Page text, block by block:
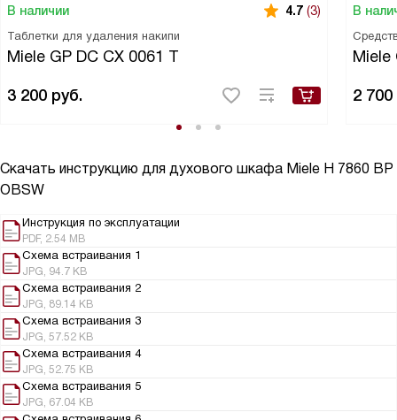
В наличии 4.7 (3)
Таблетки для удаления накипи
Miele GP DC CX 0061 T
3 200 руб.
В
Miele
2 700
Скачать инструкцию для духового шкафа Miele H 7860 BP
OBSW
Инструкция по эксплуатации
PDF, 2.54 MB
Схема встраивания 1
JPG, 94.7 KB
Схема встраивания 2
JPG, 89.14 KB
Схема встраивания 3
JPG, 57.52 KB
Схема встраивания 4
JPG, 52.75 KB
Схема встраивания 5
JPG, 67.04 KB